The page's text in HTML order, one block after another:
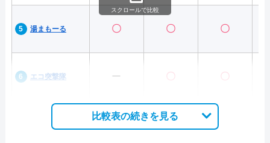
湯まもーる 〇 〇 〇
エコ突撃隊 ー 〇 〇
スクロールで比較
比較表の続きを見る